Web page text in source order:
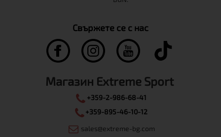
Свържете се с нас
Магазин Extreme Sport
+359-2-986-68-41
+359-895-46-10-12
sales@extreme-bg.com